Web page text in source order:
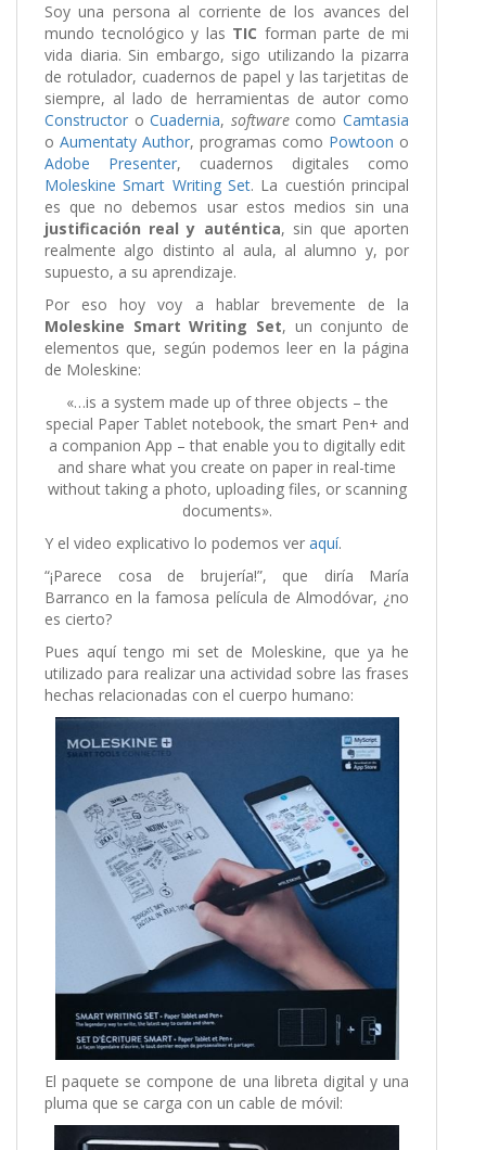
Soy una persona al corriente de los avances del
mundo tecnológico y las TIC forman parte de mi
vida diaria. Sin embargo, sigo utilizando la pizarra
de rotulador, cuadernos de papel y las tarjetitas de
siempre, al lado de herramientas de autor como
Constructor oCuadernia, softwarecomoCamtasia
o Aumentaty Author, programas como Powtoon o
Adobe Presenter, cuadernos digitales como
Moleskine Smart Writing Set. La cuestión principal
es que no debemos usar estos medios sin una
justificación real y auténtica, sin que aporten
realmente algo distinto al aula, al alumno y, por
supuesto, a su aprendizaje.
Por eso hoy voy a hablar brevemente de la
Moleskine Smart Writing Set, un conjunto de
elementos que, según podemos leer en la página
de Moleskine:
«…is a system made up of three objects – the
special Paper Tablet notebook, the smart Pen+ and
a companion App – that enable you to digitally edit
and share what you create on paper in real-time
without taking a photo, uploading files, or scanning
documents».
Y el video explicativo lo podemos ver aquí.
“¡Parece cosa de brujería!”, que diría María
Barranco en la famosa película de Almodóvar, ¿no
es cierto?
Pues aquí tengo mi set de Moleskine, que ya he
utilizado para realizar una actividad sobre las frases
hechas relacionadas con el cuerpo humano:
El paquete se compone de una libreta digital y una
pluma que se carga con un cable de móvil: